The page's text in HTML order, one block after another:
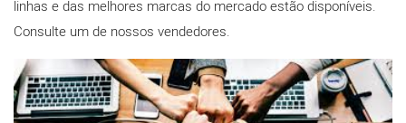
linhas e das melhores marcas do mercado estão disponíveis.
Consulte um de nossos vendedores.